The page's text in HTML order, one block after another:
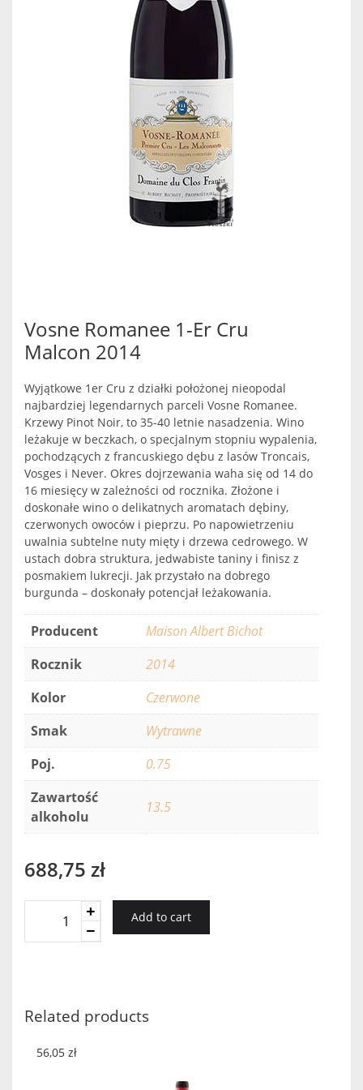
Vosne Romanee 1-Er Cru
Malcon 2014
Wyjątkowe 1er Cru z działki położonej nieopodal
najbardziej legendarnych parceli Vosne Romanee.
Krzewy Pinot Noir, to 35-40 letnie nasadzenia. Wino
leżakuje w beczkach, o specjalnym stopniu wypalenia,
pochodzących z francuskiego dębu z lasów Troncais,
Vosges i Never. Okres dojrzewania waha się od 14 do
16 miesięcy w zależności od rocznika. Złożone i
doskonałe wino o delikatnych aromatach dębiny,
czerwonych owoców i pieprzu. Po napowietrzeniu
uwalnia subtelne nuty mięty i drzewa cedrowego. W
ustach dobra struktura, jedwabiste taniny i finisz z
posmakiem lukrecji. Jak przystało na dobrego
burgunda – doskonały potencjał leżakowania.
Producent
Maison Albert Bichot
Rocznik
2014
Kolor
Czerwone
Smak
Wytrawne
Poj.
0.75
Zawartość
alkoholu
13.5
688,75 zł
Romanee
Malcon
2014
quantity
Add to cart
Related products
56,05 zł